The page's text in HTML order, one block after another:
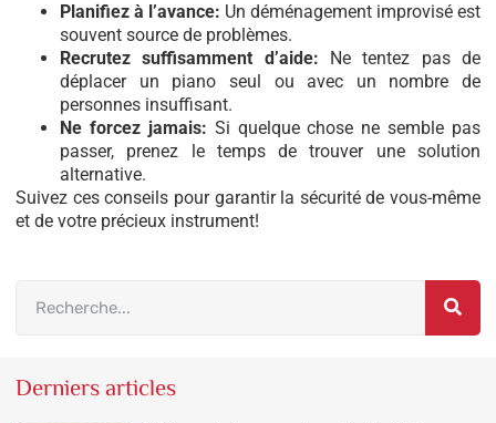
Planifiez à l’avance: Un déménagement improvisé est
souvent source de problèmes.
Recrutez suffisamment d’aide: Ne tentez pas de
déplacer un piano seul ou avec un nombre de
personnes insuffisant.
Ne forcez jamais: Si quelque chose ne semble pas
passer, prenez le temps de trouver une solution
alternative.
Suivez ces conseils pour garantir la sécurité de vous-même
et de votre précieux instrument!
Derniers articles